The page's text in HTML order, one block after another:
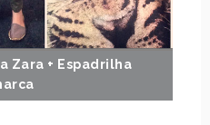
Zara + Espadrilha